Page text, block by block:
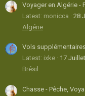
Voyager en Algérie -
Latest: monicca
28
Algérie
Vols
Latest: ixke
17
Brésil
Chasse - Pêche,